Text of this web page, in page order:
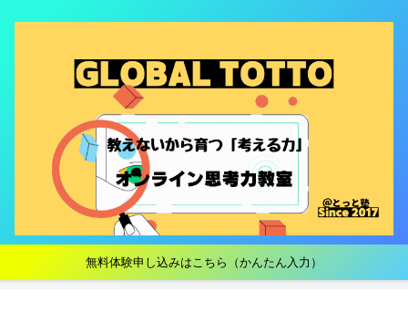
無料体験申し込みはこちら（かんたん入力）